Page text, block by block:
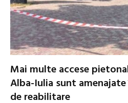
Mai multe accese
Alba-Iulia sunt
de reabilitare